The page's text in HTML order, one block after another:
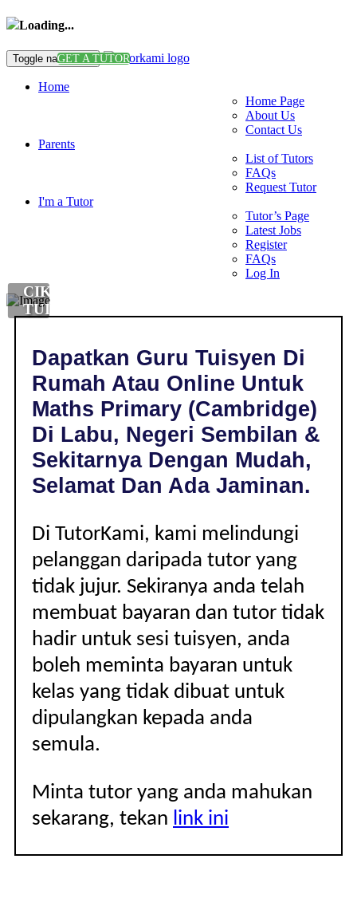
Loading...
Toggle navigationGET A TUTOR
Home
Home Page
About Us
Contact Us
Parents
List of Tutors
FAQs
Request Tutor
I'm a Tutor
Tutor’s Page
Latest Jobs
Register
FAQs
Log In
CIKGU
TUISYEN
LABU,
NEGERI
SEMBILAN
PRIMARY
(CAMBRIDGE)
Dapatkan Guru Tuisyen Di
Rumah Atau Online Untuk
Maths Primary (Cambridge)
Di Labu, Negeri Sembilan &
Sekitarnya Dengan Mudah,
Selamat Dan Ada Jaminan.
Di TutorKami, kami melindungi
pelanggan daripada tutor yang
tidak jujur. Sekiranya anda telah
membuat bayaran dan tutor tidak
hadir untuk sesi tuisyen, anda
boleh meminta bayaran untuk
kelas yang tidak dibuat untuk
dipulangkan kepada anda
semula.
Minta tutor yang anda mahukan
sekarang, tekan link ini